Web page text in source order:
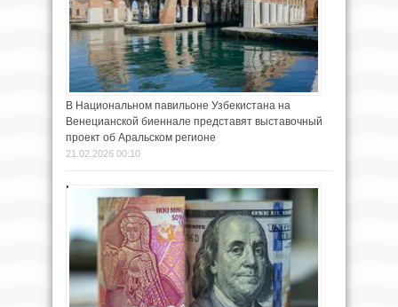
В Национальном павильоне Узбекистана на
Венецианской биеннале представят выставочный
проект об Аральском регионе
21.02.2026 00:10